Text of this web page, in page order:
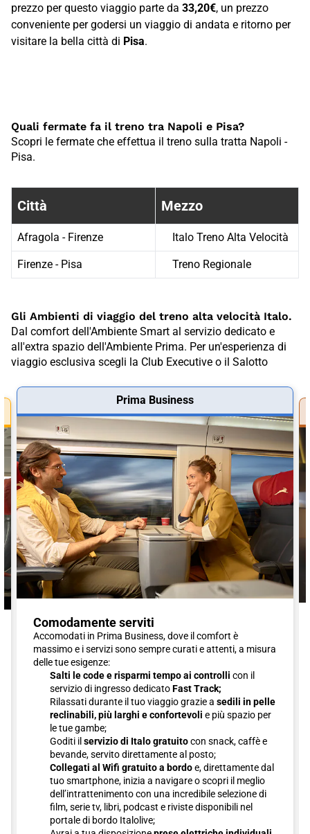
prezzo per questo viaggio parte da 33,20€, un prezzo
conveniente per godersi un viaggio di andata e ritorno per
visitare la bella città di Pisa.
Quali fermate fa il treno tra Napoli e Pisa?
Scopri le fermate che effettua il treno sulla tratta Napoli -
Pisa.
Città Mezzo
Afragola - Firenze Italo Treno Alta Velocità
Firenze - Pisa Treno Regionale
Gli Ambienti di viaggio del treno alta velocità Italo.
Dal comfort dell'Ambiente Smart al servizio dedicato e
all'extra spazio dell'Ambiente Prima. Per un'esperienza di
viaggio esclusiva scegli la Club Executive o il Salotto
Prima Business
Comodamente serviti
Accomodati in Prima Business, dove il comfort è
massimo e i servizi sono sempre curati e attenti, a misura
delle tue esigenze:
Salti le code e risparmi tempo ai controlli con il
servizio di ingresso dedicatoFast Track;
Rilassati durante il tuo viaggio grazie a sedili in pelle
reclinabili, più larghi e confortevoli e più spazio per
le tue gambe;
Goditi il servizio di Italo gratuitocon snack, caffè e
bevande, servito direttamente al posto;
Collegati al Wifi gratuito a bordoe, direttamente dal
tuo smartphone, inizia a navigare o scopri il meglio
dell’intrattenimento con una incredibile selezione di
film, serie tv, libri, podcast e riviste disponibili nel
portale di bordo Italolive;